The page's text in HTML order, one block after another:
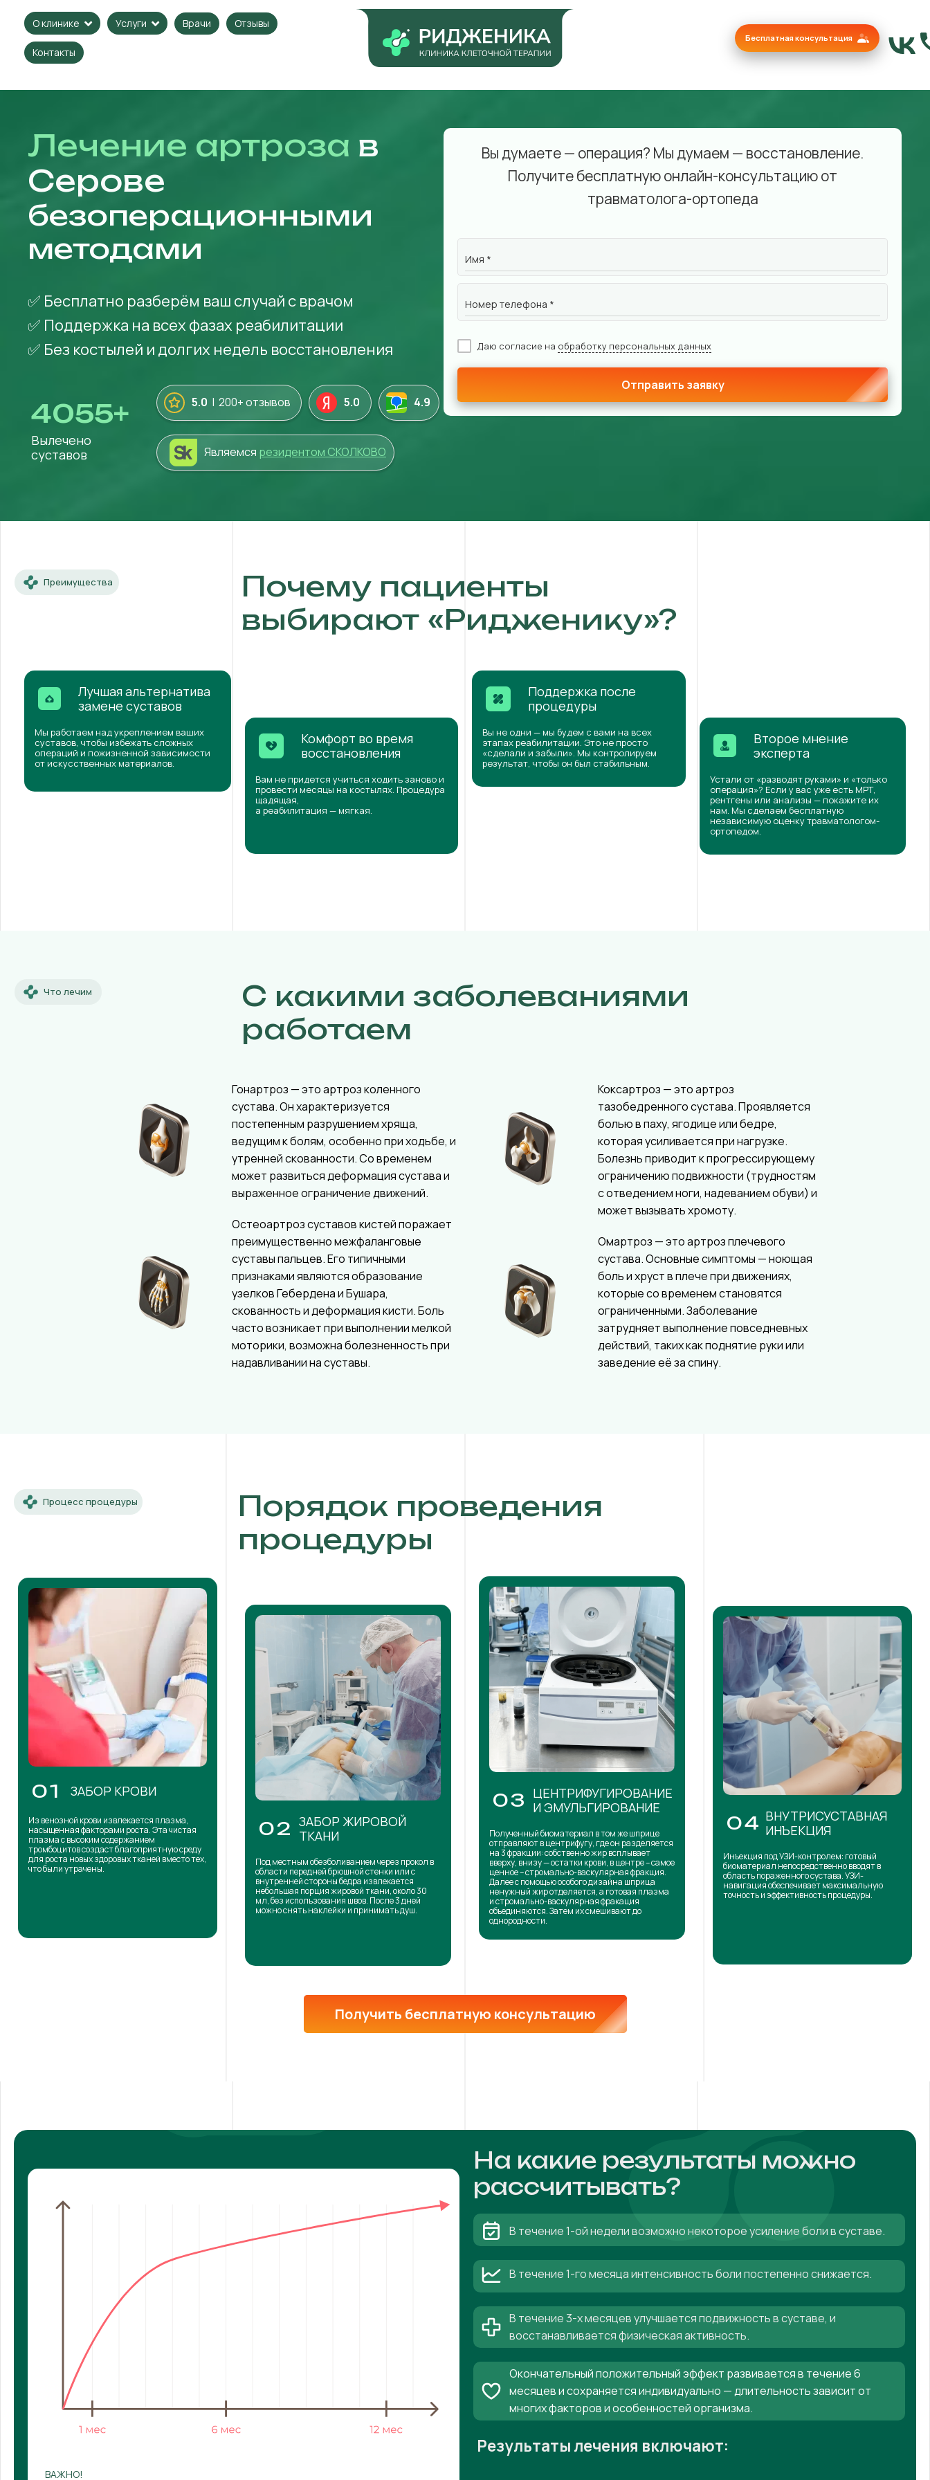
О клинике Услуги Врачи Отзывы
Контакты
Бесплатная консультация
Лечение артроза в
Серове
безоперационными
методами
✅ Бесплатно разберём ваш случай с врачом
✅ Поддержка на всех фазах реабилитации
✅ Без костылей и долгих недель восстановления
4055+
Вылечено
суставов
5.0 | 200+ отзывов 5.0 4.9
Являемся резидентом СКОЛКОВО
Вы думаете — операция? Мы думаем — восстановление.
Получите бесплатную онлайн-консультацию от
травматолога-ортопеда
Имя *
Номер телефона *
Даю согласие на обработку персональных данных
Отправить заявку
Преимущества
Почему пациенты
выбирают «Ридженику»?
Лучшая альтернатива
замене суставов
Мы работаем над укреплением ваших
суставов, чтобы избежать сложных
операций и пожизненной зависимости
от искусственных материалов.
Комфорт во время
восстановления
Вам не придется учиться ходить заново и
провести месяцы на костылях. Процедура
щадящая,
а реабилитация — мягкая.
Поддержка после
процедуры
Вы не одни — мы будем с вами на всех
этапах реабилитации. Это не просто
«сделали и забыли». Мы контролируем
результат, чтобы он был стабильным.
Второе мнение
эксперта
Устали от «разводят руками» и «только
операция»? Если у вас уже есть МРТ,
рентгены или анализы — покажите их
нам. Мы сделаем бесплатную
независимую оценку травматологом-
ортопедом.
Что лечим
С какими заболеваниями
работаем
Гонартроз — это артроз коленного
сустава. Он характеризуется
постепенным разрушением хряща,
ведущим к болям, особенно при ходьбе, и
утренней скованности. Со временем
может развиться деформация сустава и
выраженное ограничение движений.
Остеоартроз суставов кистей поражает
преимущественно межфаланговые
суставы пальцев. Его типичными
признаками являются образование
узелков Гебердена и Бушара,
скованность и деформация кисти. Боль
часто возникает при выполнении мелкой
моторики, возможна болезненность при
надавливании на суставы.
Коксартроз — это артроз
тазобедренного сустава. Проявляется
болью в паху, ягодице или бедре,
которая усиливается при нагрузке.
Болезнь приводит к прогрессирующему
ограничению подвижности (трудностям
с отведением ноги, надеванием обуви) и
может вызывать хромоту.
Омартроз — это артроз плечевого
сустава. Основные симптомы — ноющая
боль и хруст в плече при движениях,
которые со временем становятся
ограниченными. Заболевание
затрудняет выполнение повседневных
действий, таких как поднятие руки или
заведение её за спину.
Процесс процедуры
Порядок проведения
процедуры
01 ЗАБОР КРОВИ
Из венозной крови извлекается плазма,
насыщенная факторами роста. Эта чистая
плазма с высоким содержанием
тромбоцитов создаст благоприятную среду
для роста новых здоровых тканей вместо тех,
что были утрачены.
02 ЗАБОР ЖИРОВОЙ
ТКАНИ
Под местным обезболиванием через прокол в
области передней брюшной стенки или с
внутренней стороны бедра извлекается
небольшая порция жировой ткани, около 30
мл, без использования швов. После 3 дней
можно снять наклейки и принимать душ.
03 ЦЕНТРИФУГИРОВАНИЕ
И ЭМУЛЬГИРОВАНИЕ
Полученный биоматериал в том же шприце
отправляют в центрифугу, где он разделяется
на 3 фракции: собственно жир всплывает
вверху, внизу — остатки крови, в центре – самое
ценное – стромально-васкулярная фракция.
Далее с помощью особого дизайна шприца
ненужный жир отделяется, а готовая плазма
и стромально-васкулярная фракация
объединяются. Затем их смешивают до
однородности.
04 ВНУТРИСУСТАВНАЯ
ИНЪЕКЦИЯ
Инъекция под УЗИ-контролем: готовый
биоматериал непосредственно вводят в
область пораженного сустава. УЗИ-
навигация обеспечивает максимальную
точность и эффективность процедуры.
Получить бесплатную консультацию
ВАЖНО!
На какие результаты можно
рассчитывать?
В течение 1-ой недели возможно некоторое усиление боли в суставе.
В течение 1-го месяца интенсивность боли постепенно снижается.
В течение 3-х месяцев улучшается подвижность в суставе, и
восстанавливается физическая активность.
Окончательный положительный эффект развивается в течение 6
месяцев и сохраняется индивидуально — длительность зависит от
многих факторов и особенностей организма.
Результаты лечения включают: